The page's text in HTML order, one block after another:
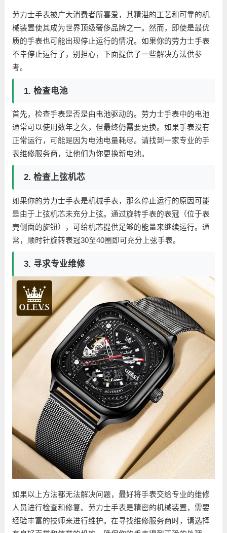
劳力士手表被广大消费者所喜爱，其精湛的工艺和可靠的机
械装置使其成为世界顶级奢侈品牌之一。然而，即使是最优
质的手表也可能出现停止运行的情况。如果你的劳力士手表
不幸停止运行了，别担心，下面提供了一些解决方法供参
考。
1. 检查电池
首先，检查手表是否是由电池驱动的。劳力士手表中的电池
通常可以使用数年之久，但最终仍需要更换。如果手表没有
正常运行，可能是因为电池电量耗尽。请找到一家专业的手
表维修服务商，让他们为你更换新电池。
2. 检查上弦机芯
如果你的劳力士手表是机械手表，那么停止运行的原因可能
是由于上弦机芯未充分上弦。通过旋转手表的表冠（位于表
壳侧面的旋钮），可给机芯提供足够的能量来继续运行。通
常，顺时针旋转表冠30至40圈即可充分上弦手表。
3. 寻求专业维修
如果以上方法都无法解决问题，最好将手表交给专业的维修
人员进行检查和修复。劳力士手表是精密的机械装置，需要
经验丰富的技师来进行维护。在寻找维修服务商时，请选择